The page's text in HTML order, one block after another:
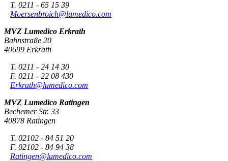
T. 0211 - 65 15 39
Moersenbroich@lumedico.com
MVZ Lumedico Erkrath
Bahnstraße 20
40699 Erkrath
T. 0211 - 24 14 30
F. 0211 - 22 08 430
Erkrath@lumedico.com
MVZ Lumedico Ratingen
Bechemer Str. 33
40878 Ratingen
T. 02102 - 84 51 20
F. 02102 - 84 94 38
Ratingen@lumedico.com